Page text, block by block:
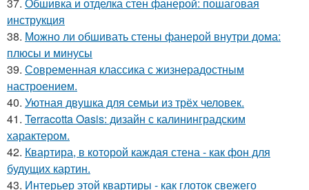
инструкция
38. Можно ли обшивать стены фанерой внутри дома:
плюсы и минусы
39. Современная классика с жизнерадостным
настроением.
40. Уютная двушка для семьи из трёх человек.
41. Terracotta Oasis: дизайн с калининградским
характером.
42. Квартира, в которой каждая стена - как фон для
будущих картин.
43. Интерьер этой квартиры - как глоток свежего